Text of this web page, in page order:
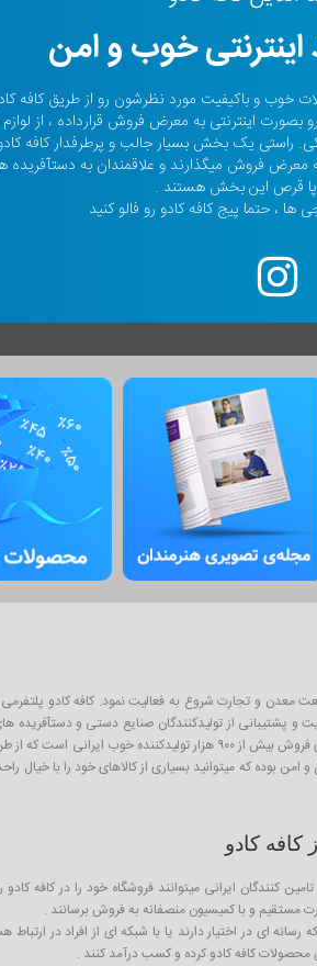
خوب و امن
نفر محصولات خوب و باکیفیت مورد نظرشون رو از طریق
اینترنتی به معرض فروش قرارداده ، از
راستی یک بخش بسیار جالب و پرطرفدار کافه
فروش میگذارند و علاقمندان به دستآفریده
پا قرص این بخش هستند .
ها ، حتما پیج کافه کادو رو فالو کنید
فروش محصولات از سال ۱۳۹۳ و با نظارت وزارت صنعت معدن و تجارت
از تولیدکنندگان صنایع دستی و دستآفریده های
اینگونه محصولات به عنوان کادو و هدیه برای عزیزان است . از آنجا
و امن بوده که میتوانید بسیاری از کالاهای خود را با
کادو
کنندگان ایرانی میتوانند فروشگاه خود را در کافه کادو
مستقیم و با کمیسیون منصفانه به فروش برسانند .
ای در اختیار دارند یا با شبکه ای از افراد در ارتباط
کافه کادو کرده و کسب درآمد کنند .